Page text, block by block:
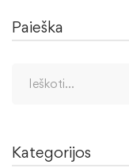
Paieška
Kategorijos